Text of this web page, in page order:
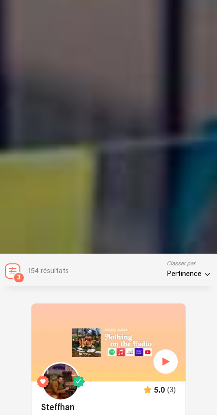
3
154 résultats
Classer par
Pertinence
5.0 (3)
Steffhan